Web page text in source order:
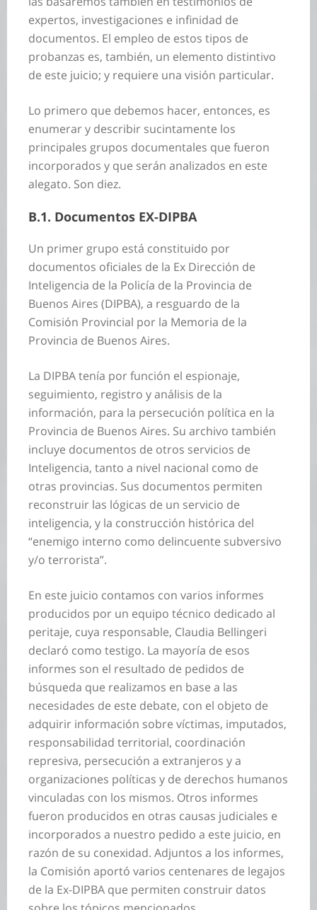
expertos, investigaciones e infinidad de
documentos. El empleo de estos tipos de
probanzas es, también, un elemento distintivo
de este juicio; y requiere una visión particular.
Lo primero que debemos hacer, entonces, es
enumerar y describir sucintamente los
principales grupos documentales que fueron
incorporados y que serán analizados en este
alegato. Son diez.
B.1. Documentos EX-DIPBA
Un primer grupo está constituido por
documentos oficiales de la Ex Dirección de
Inteligencia de la Policía de la Provincia de
Buenos Aires (DIPBA), a resguardo de la
Comisión Provincial por la Memoria de la
Provincia de Buenos Aires.
La DIPBA tenía por función el espionaje,
seguimiento, registro y análisis de la
información, para la persecución política en la
Provincia de Buenos Aires. Su archivo también
incluye documentos de otros servicios de
Inteligencia, tanto a nivel nacional como de
otras provincias. Sus documentos permiten
reconstruir las lógicas de un servicio de
inteligencia, y la construcción histórica del
“enemigo interno como delincuente subversivo
y/o terrorista”.
En este juicio contamos con varios informes
producidos por un equipo técnico dedicado al
peritaje, cuya responsable, Claudia Bellingeri
declaró como testigo. La mayoría de esos
informes son el resultado de pedidos de
búsqueda que realizamos en base a las
necesidades de este debate, con el objeto de
adquirir información sobre víctimas, imputados,
responsabilidad territorial, coordinación
represiva, persecución a extranjeros y a
organizaciones políticas y de derechos humanos
vinculadas con los mismos. Otros informes
fueron producidos en otras causas judiciales e
incorporados a nuestro pedido a este juicio, en
razón de su conexidad. Adjuntos a los informes,
la Comisión aportó varios centenares de legajos
de la Ex-DIPBA que permiten construir datos